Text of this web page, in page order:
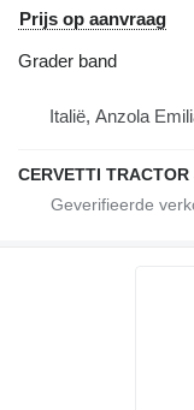
Prijs op aanvraag
Grader band
Italië, Anzola
CERVETTI TRACTOR